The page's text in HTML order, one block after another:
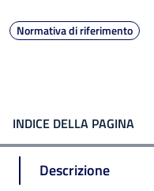
Normativa di riferimento
INDICE DELLA PAGINA
Descrizione